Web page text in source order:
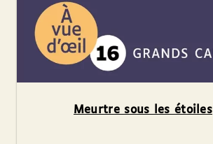
Meurtre sous les étoiles